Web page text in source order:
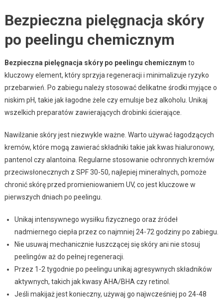
Bezpieczna pielęgnacja skóry
po peelingu chemicznym
Bezpieczna pielęgnacja skóry po peelingu chemicznym to
kluczowy element, który sprzyja regeneracji i minimalizuje ryzyko
przebarwień. Po zabiegu należy stosować delikatne środki myjące o
niskim pH, takie jak łagodne żele czy emulsje bez alkoholu. Unikaj
wszelkich preparatów zawierających drobinki ścierające.
Nawilżanie skóry jest niezwykle ważne. Warto używać łagodzących
kremów, które mogą zawierać składniki takie jak kwas hialuronowy,
pantenol czy alantoina. Regularne stosowanie ochronnych kremów
przeciwsłonecznych z SPF 30-50, najlepiej mineralnych, pomoże
chronić skórę przed promieniowaniem UV, co jest kluczowe w
pierwszych dniach po peelingu.
Unikaj intensywnego wysiłku fizycznego oraz źródeł
nadmiernego ciepła przez co najmniej 24-72 godziny po zabiegu.
Nie usuwaj mechanicznie łuszczącej się skóry ani nie stosuj
peelingów aż do pełnej regeneracji.
Przez 1-2 tygodnie po peelingu unikaj agresywnych składników
aktywnych, takich jak kwasy AHA/BHA czy retinol.
Jeśli makijaż jest konieczny, używaj go najwcześniej po 24-48